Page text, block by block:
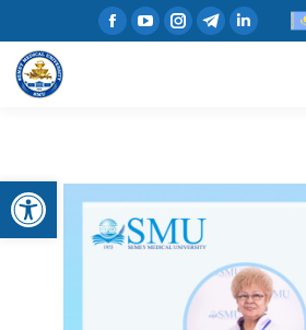
Открыть панель инструментов